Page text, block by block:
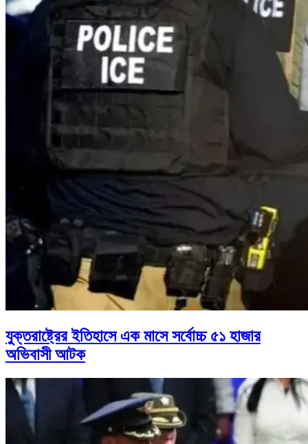
যুক্তরাষ্ট্রের ইতিহাসে এক মাসে সর্বোচ্চ ৫১ হাজার
অভিবাসী আটক